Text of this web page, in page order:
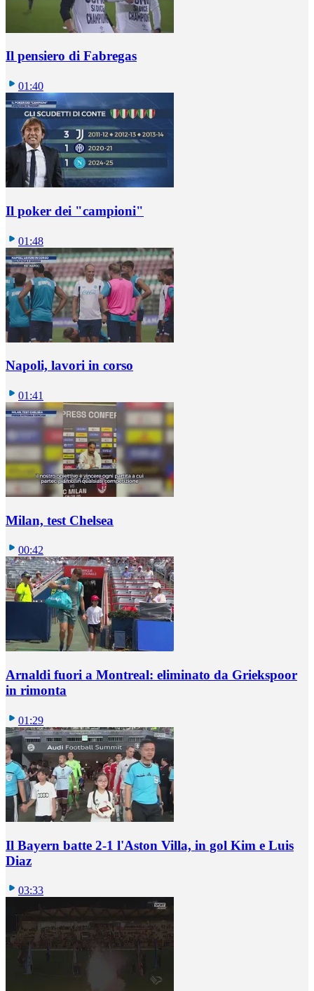
Il pensiero di Fabregas
01:40
Il poker dei "campioni"
01:48
Napoli, lavori in corso
01:41
Milan, test Chelsea
00:42
Arnaldi fuori a Montreal: eliminato da Griekspoor
in rimonta
01:29
Il Bayern batte 2-1 l'Aston Villa, in gol Kim e Luis
Diaz
03:33